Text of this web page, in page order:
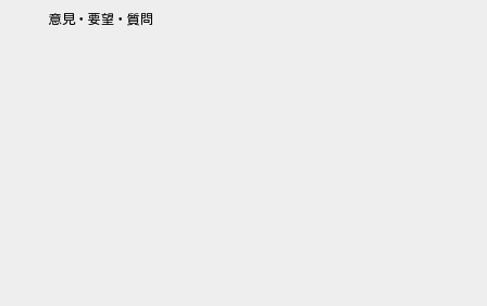
意見・要望・質問